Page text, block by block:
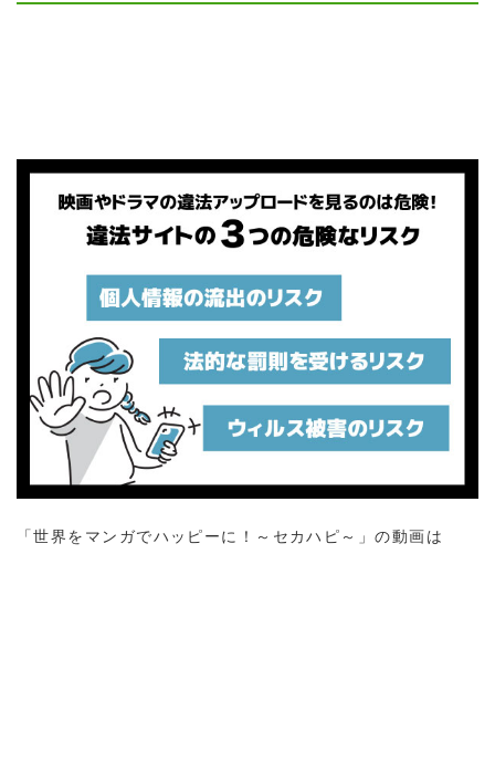
「世界をマンガでハッピーに！～セカハピ～」の動画は